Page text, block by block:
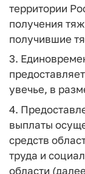
территории
получения
получившие
3.
увечье, в
4.
выплаты
средств
труда и
области